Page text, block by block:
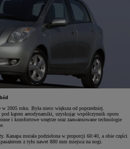
2005 roku. Była nieco większa od poprzedniej.
kątem aerodynamiki, uzyskując współczynnik oporu
i komfortowe wnętrze oraz zaawansowane technologie
Kanapa została podzielona w proporcji 60:40, a obie części
z tyłu nawet 880 mm miejsca na nogi.